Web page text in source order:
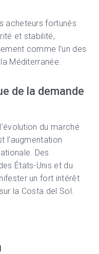
acheteurs fortunés
et stabilité,
comme l’un des
Méditerranée.
de la demande
du marché
l’augmentation
Des
États-Unis et du
un fort intérêt
la Costa del Sol.